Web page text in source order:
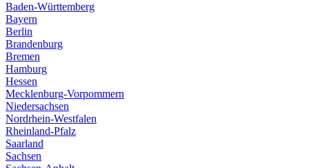
Baden-Württemberg
Bayern
Berlin
Brandenburg
Bremen
Hamburg
Hessen
Mecklenburg-Vorpommern
Niedersachsen
Nordrhein-Westfalen
Rheinland-Pfalz
Saarland
Sachsen